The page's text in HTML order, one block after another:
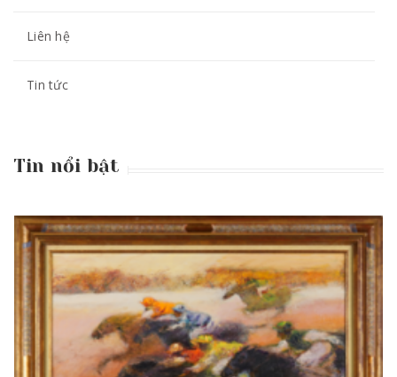
Liên hệ
Tin tức
Tin nổi bật